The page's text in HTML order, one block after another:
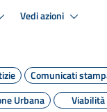
Vedi azioni
Comunicati
Urbana
Viabilità